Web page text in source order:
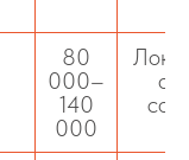
80
000–
140
000